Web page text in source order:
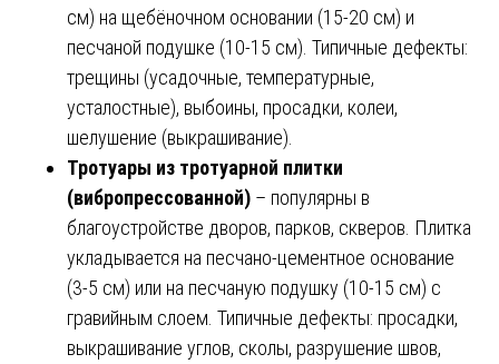
см) на щебёночном основании (15-20 см) и
песчаной подушке (10-15 см). Типичные дефекты:
трещины (усадочные, температурные,
усталостные), выбоины, просадки, колеи,
шелушение (выкрашивание).
Тротуары из тротуарной плитки
(вибропрессованной) – популярны в
благоустройстве дворов, парков, скверов. Плитка
укладывается на песчано-цементное основание
(3-5 см) или на песчаную подушку (10-15 см) с
гравийным слоем. Типичные дефекты: просадки,
выкрашивание углов, сколы, разрушение швов,